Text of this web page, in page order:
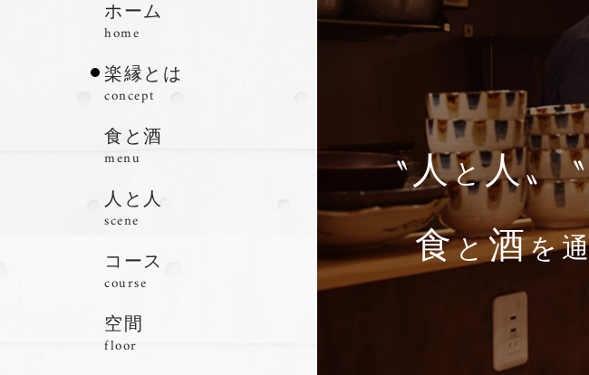
〝人と人〟〝
食と酒を
ホーム
home
楽縁とは
concept
食と酒
menu
人と人
scene
コース
course
空間
floor